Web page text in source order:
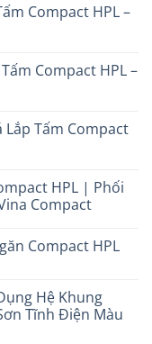
Compact HPL –
Compact HPL –
Lắp Tấm Compact
HPL | Phối
Compact
Compact HPL
Hệ Khung
Tĩnh Điện Màu